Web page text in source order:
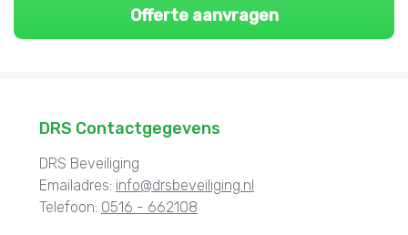
DRS Contactgegevens
DRS Beveiliging
Emailadres: info@drsbeveiliging.nl
Telefoon: 0516 - 662108